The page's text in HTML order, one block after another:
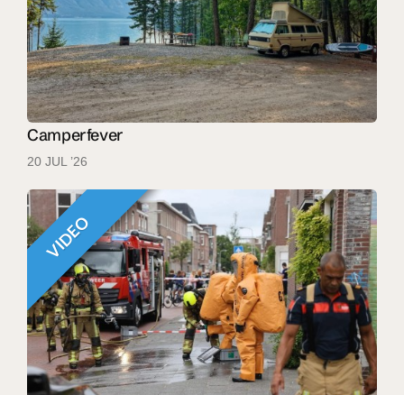
Camperfever
20 JUL ’26
VIDEO